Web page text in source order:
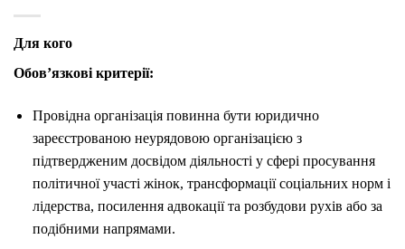
Для кого
Обов’язкові критерії:
Провідна організація повинна бути юридично
зареєстрованою неурядовою організацією з
підтвердженим досвідом діяльності у сфері просування
політичної участі жінок, трансформації соціальних норм і
лідерства, посилення адвокації та розбудови рухів або за
подібними напрямами.